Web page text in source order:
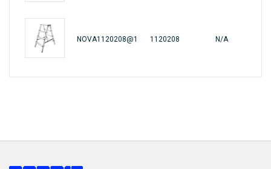
NOVA1120208@1 1120208 N/A